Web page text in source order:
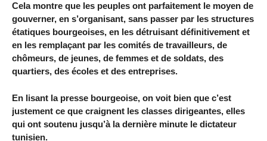
Cela montre que les peuples ont parfaitement le moyen de
gouverner, en s’organisant, sans passer par les structures
étatiques bourgeoises, en les détruisant définitivement et
en les remplaçant par les comités de travailleurs, de
chômeurs, de jeunes, de femmes et de soldats, des
quartiers, des écoles et des entreprises.
En lisant la presse bourgeoise, on voit bien que c’est
justement ce que craignent les classes dirigeantes, elles
qui ont soutenu jusqu’à la dernière minute le dictateur
tunisien.